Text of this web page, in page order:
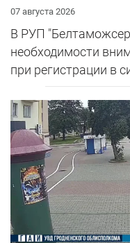
07 августа 2026
В РУП
необходимости
при регистрации в